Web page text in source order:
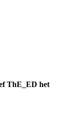
ThE_ED het